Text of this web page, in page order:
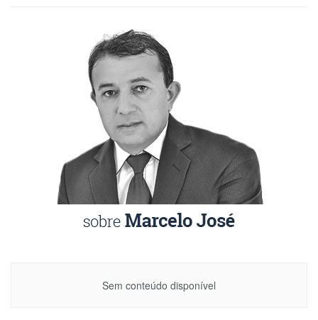
Sem conteúdo disponível